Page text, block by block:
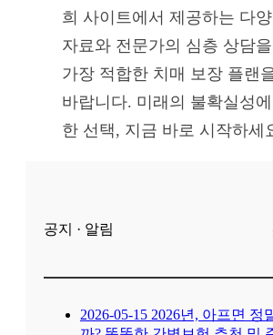
희 사이트에서 제공하는 다
자료와 전문가의 심층 상담
가장 적합한 치매 보장 플랜
바랍니다. 미래의 불확실성
한 선택, 지금 바로 시작하세
공지 · 알림
2026-05-15 2026년, 아프면 정